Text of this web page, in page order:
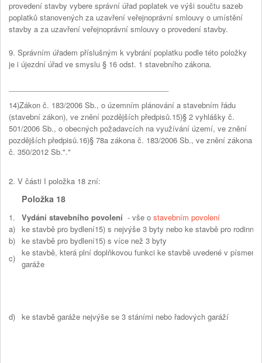
provedení stavby vybere správní úřad poplatek ve výši součtu sazeb
poplatků stanovených za uzavření veřejnoprávní smlouvy o umístění
stavby a za uzavření veřejnoprávní smlouvy o provedení stavby.
9. Správním úřadem příslušným k vybrání poplatku podle této položky
je i újezdní úřad ve smyslu § 16 odst. 1 stavebního zákona.
14)Zákon č. 183/2006 Sb., o územním plánování a stavebním řádu
(stavební zákon), ve znění pozdějších předpisů.15)§ 2 vyhlášky č.
501/2006 Sb., o obecných požadavcích na využívání území, ve znění
pozdějších předpisů.16)§ 78a zákona č. 183/2006 Sb., ve znění zákona
č. 350/2012 Sb."."
2. V části I položka 18 zní:
Položka 18
1. Vydání stavebního povolení - vše o stavebním povolení
a) ke stavbě pro bydlení15) s nejvýše 3 byty nebo ke stavbě pro
b) ke stavbě pro bydlení15) s více než 3 byty
c)
ke stavbě, která plní doplňkovou funkci ke stavbě uvedené v
garáže
d) ke stavbě garáže nejvýše se 3 stáními nebo řadových garáží